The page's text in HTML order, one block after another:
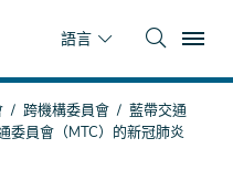
語言
跨機構委員會
藍帶交通
委員會（MTC）的新冠肺炎